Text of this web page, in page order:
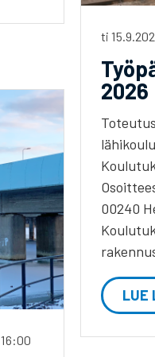
ti
2026
00240
LUE
16:00